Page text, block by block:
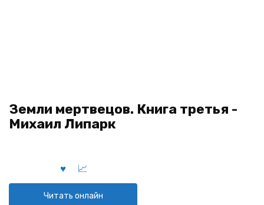
Земли мертвецов. Книга третья -
Михаил Липарк
Читать онлайн